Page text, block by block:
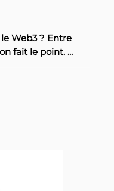
Web3 ? Entre
fait le point. ...